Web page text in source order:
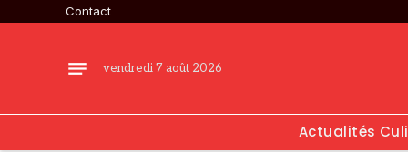
Contact
vendredi 7 août 2026
Actualités